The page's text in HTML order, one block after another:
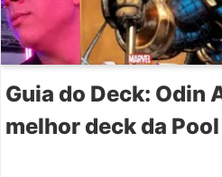
Guia do Deck: Odin
melhor deck da Pool